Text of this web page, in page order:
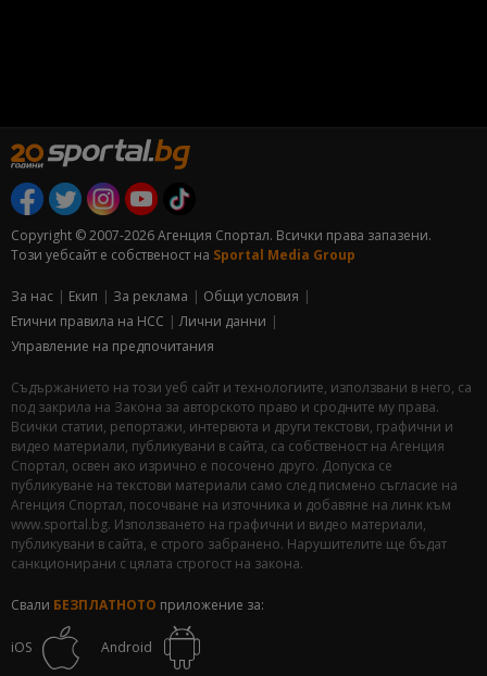
Copyright © 2007-2026 Агенция Спортал. Всички права запазени.
Този уебсайт е собственост на Sportal Media Group
За нас Екип За рекламa
Общи условия
Етични правила на НСС
Лични данни
Управление на предпочитания
Съдържанието на този уеб сайт и технологиите, използвани в него, са
под закрила на Закона за авторското право и сродните му права.
Всички статии, репортажи, интервюта и други текстови, графични и
видео материали, публикувани в сайта, са собственост на Агенция
Спортал, освен ако изрично е посочено друго. Допуска се
публикуване на текстови материали само след писмено съгласие на
Агенция Спортал, посочване на източника и добавяне на линк към
www.sportal.bg. Използването на графични и видео материали,
публикувани в сайта, е строго забранено. Нарушителите ще бъдат
санкционирани с цялата строгост на закона.
Свали БЕЗПЛАТНОТО приложение за:
iOS Android